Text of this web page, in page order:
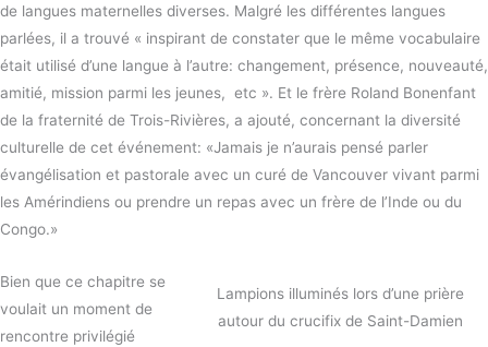
de langues maternelles diverses. Malgré les différentes langues
parlées, il a trouvé « inspirant de constater que le même vocabulaire
était utilisé d’une langue à l’autre: changement, présence, nouveauté,
amitié, mission parmi les jeunes, etc ». Et le frère Roland Bonenfant
de la fraternité de Trois-Rivières, a ajouté, concernant la diversité
culturelle de cet événement: «Jamais je n’aurais pensé parler
évangélisation et pastorale avec un curé de Vancouver vivant parmi
les Amérindiens ou prendre un repas avec un frère de l’Inde ou du
Congo.»
Lampions illuminés lors d’une prière
autour du crucifix de Saint-Damien
Bien que ce chapitre se
voulait un moment de
rencontre privilégié